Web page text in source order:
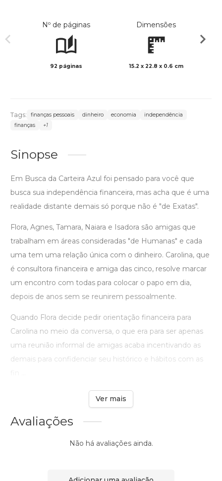
Nº de páginas
92 páginas
Dimensões
15.2 x 22.8 x 0.6 cm
Tags: finanças pessoais dinheiro economia
independência
finanças
+1
Sinopse
Em Busca da Carteira Azul foi pensado para você que
busca sua independência financeira, mas acha que é uma
realidade distante demais só porque não é "de Exatas".
Flora, Agnes, Tamara, Naiara e Isadora são amigas que
trabalham em áreas consideradas "de Humanas" e cada
uma tem uma relação única com o dinheiro. Carolina, que
é consultora financeira e amiga das cinco, resolve marcar
um encontro com todas para colocar o papo em dia,
depois de anos sem se reunirem pessoalmente.
Quando Flora decide pedir orientação financeira para
Carolina no meio da conversa, o que era para ser apenas
uma reunião informal de amigas acaba incentivando as
demais para confidenciar seu histórico e hábitos com as
Ver mais
Avaliações
Não há avaliações ainda.